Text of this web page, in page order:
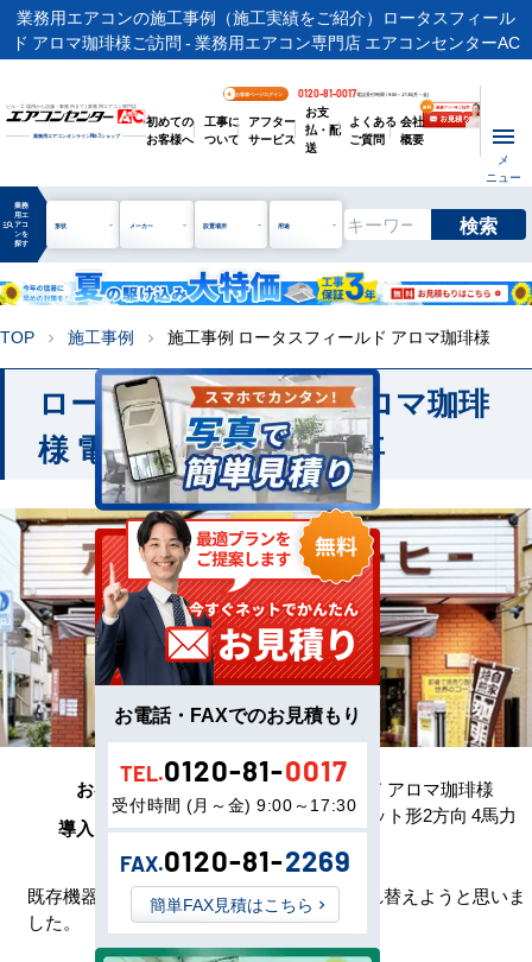
業務用エアコンの施工事例（施工実績をご紹介）ロータスフィール
ド アロマ珈琲様ご訪問 - 業務用エアコン専門店 エアコンセンターAC
ビル・工場用から店舗・事務所まで | 業務用エアコン専門店
業務用エアコンオンラインNo.1ショップ
お客様ページログイン 0120-81-0017電話受付時間 / 9:00～17:30(月～金)
初めての
お客様へ
工事に
ついて
アフター
サービス
お支
払・配
送
よくある
ご質問
会社
概要
メ
ニュー
manage_search
業務
用エ
アコ
ンを
探す
形状 メーカー 設置場所 用途 検索
TOP chevron_right 施工事例 chevron_right 施工事例 ロータスフィールド アロマ珈琲様
ロータスフィールド アロマ珈琲
様 電気空調設備更新工事
お客様名
ロータスフィールド アロマ珈琲様
導入した製品
ダイキン 天井カセット形2方向 4馬力
シングル 1式
既存機器が古く、本格的な冬が来る前に入れ替えようと思いま
した。
お電話・FAXでのお見積もり
TEL.0120-81-0017
受付時間 (月～金) 9:00～17:30
FAX.0120-81-2269
簡単FAX見積はこちら